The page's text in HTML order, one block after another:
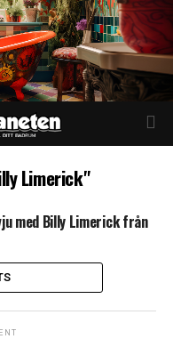
Limerick"
med Billy Limerick från